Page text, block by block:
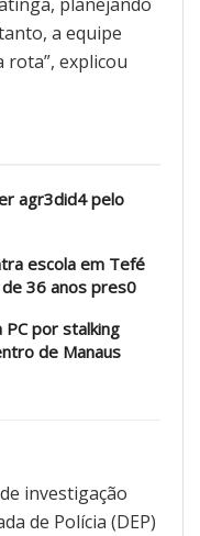
a equipe
rota”, explicou
agr3did4 pelo
escola em Tefé
36 anos pres0
por stalking
de Manaus
investigação
de Polícia (DEP)